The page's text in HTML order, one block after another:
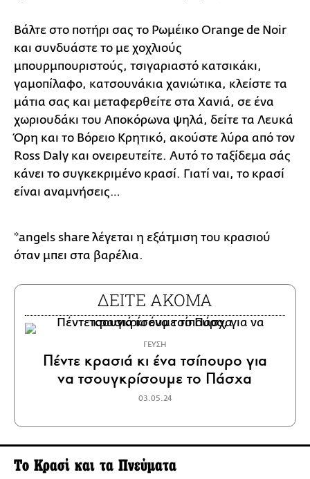
Βάλτε στο ποτήρι σας το Ρωμέικο Orange de Noir
και συνδυάστε το με χοχλιούς
μπουρμπουριστούς, τσιγαριαστό κατσικάκι,
γαμοπίλαφο, κατσουνάκια χανιώτικα, κλείστε τα
μάτια σας και μεταφερθείτε στα Χανιά, σε ένα
χωριουδάκι του Αποκόρωνα ψηλά, δείτε τα Λευκά
Όρη και το Βόρειο Κρητικό, ακούστε λύρα από τον
Ross Daly και ονειρευτείτε. Αυτό το ταξίδεμα σάς
κάνει το συγκεκριμένο κρασί. Γιατί ναι, το κρασί
είναι αναμνήσεις…
*angels share λέγεται η εξάτμιση του κρασιού
όταν μπει στα βαρέλια.
ΔΕΙΤΕ ΑΚΟΜΑ
ΓΕΥΣΗ
Πέντε κρασιά κι ένα τσίπουρο για
να τσουγκρίσουμε το Πάσχα
03.05.24
Το Κρασί και τα Πνεύματα